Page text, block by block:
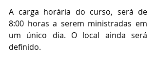
A carga horária do curso, será de
8:00 horas a serem ministradas em
um único dia. O local ainda será
definido.